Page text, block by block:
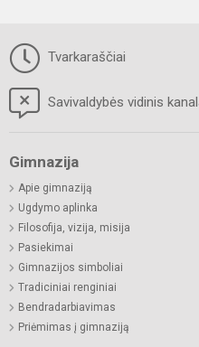
Tvarkaraščiai
Savivaldybės vidinis
Gimnazija
Apie gimnaziją
Ugdymo aplinka
Filosofija, vizija, misija
Pasiekimai
Gimnazijos simboliai
Tradiciniai renginiai
Bendradarbiavimas
Priėmimas į gimnaziją